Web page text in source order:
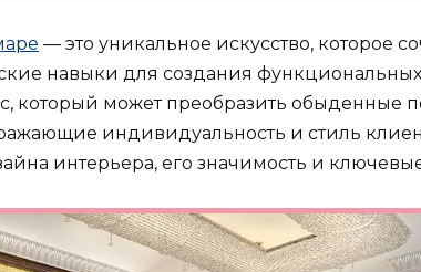
— это уникальное искусство, которое
навыки для создания
который может преобразить обыденные
индивидуальность и стиль
интерьера, его значимость и